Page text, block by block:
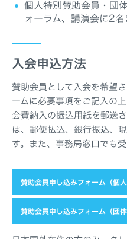
個人特別賛助会員・団
ォーラム、講演会に2名
入会申込方法
賛助会員として入会を希望
ームに必要事項をご記入の
会費納入の振込用紙を郵送
は、郵便払込、銀行振込、
す。また、事務局窓口でも
賛助会員申し込みフォーム（個人
賛助会員申し込みフォーム（団体